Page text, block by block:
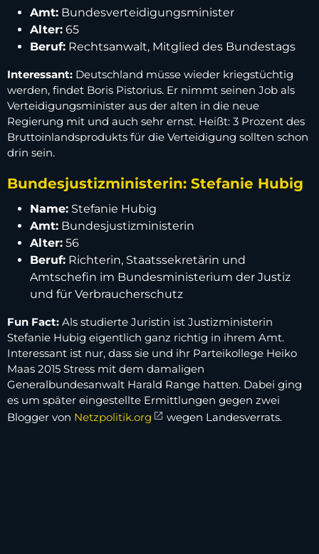
Amt: Bundesverteidigungsminister
Alter: 65
Beruf: Rechtsanwalt, Mitglied des Bundestags
Interessant: Deutschland müsse wieder kriegstüchtig
werden, findet Boris Pistorius. Er nimmt seinen Job als
Verteidigungsminister aus der alten in die neue
Regierung mit und auch sehr ernst. Heißt: 3 Prozent des
Bruttoinlandsprodukts für die Verteidigung sollten schon
drin sein.
Bundesjustizministerin: Stefanie Hubig
Name: Stefanie Hubig
Amt: Bundesjustizministerin
Alter: 56
Beruf: Richterin, Staatssekretärin und
Amtschefin im Bundesministerium der Justiz
und für Verbraucherschutz
Fun Fact: Als studierte Juristin ist Justizministerin
Stefanie Hubig eigentlich ganz richtig in ihrem Amt.
Interessant ist nur, dass sie und ihr Parteikollege Heiko
Maas 2015 Stress mit dem damaligen
Generalbundesanwalt Harald Range hatten. Dabei ging
es um später eingestellte Ermittlungen gegen zwei
Blogger von Netzpolitik.org wegen Landesverrats.